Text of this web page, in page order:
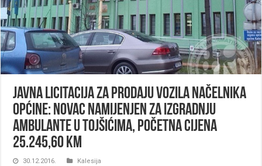
Javna licitacija za prodaju vozila načelnika
Općine: Novac namijenjen za izgradnju
Ambulante u Tojšićima, početna cijena
25.245,60 KM
30.12.2016. Kalesija